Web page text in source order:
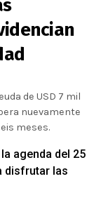
de USD 7 mil
nuevamente
meses.
agenda del 25
disfrutar las